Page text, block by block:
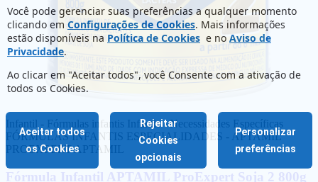
Infantil - Fórmulas infantis Infantis - Necessidades Específicas
FÓRMULAS INFANTIS ESPECIALIDADES - APTAMIL
PROEXPERTAPTAMIL
Fórmula Infantil APTAMIL ProExpert Soja 2 800g
Você pode gerenciar suas preferências a qualquer momento
clicando em Configurações de Cookies. Mais informações
estão disponíveis na Política de Cookies e noAviso de
Privacidade.
Ao clicar em "Aceitar todos", você Consente com a ativação de
todos os Cookies.
Aceitar todos
os Cookies
Rejeitar
Cookies
opcionais
Personalizar
preferências